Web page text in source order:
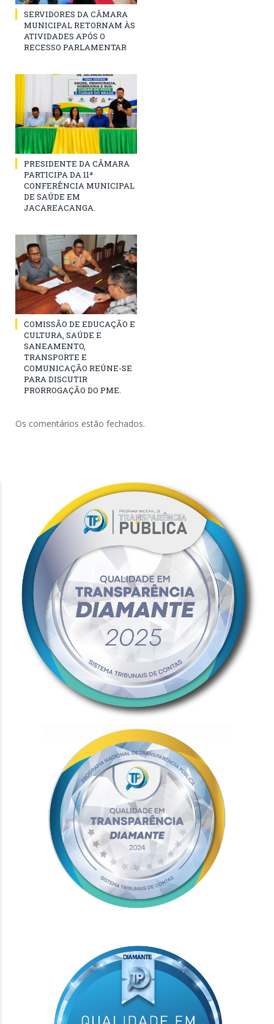
SERVIDORES DA CÂMARA
MUNICIPAL RETORNAM ÀS
ATIVIDADES APÓS O
RECESSO PARLAMENTAR
PRESIDENTE DA CÂMARA
PARTICIPA DA 11ª
CONFERÊNCIA MUNICIPAL
DE SAÚDE EM
JACAREACANGA.
COMISSÃO DE EDUCAÇÃO E
CULTURA, SAÚDE E
SANEAMENTO,
TRANSPORTE E
COMUNICAÇÃO REÚNE-SE
PARA DISCUTIR
PRORROGAÇÃO DO PME.
Os comentários estão fechados.